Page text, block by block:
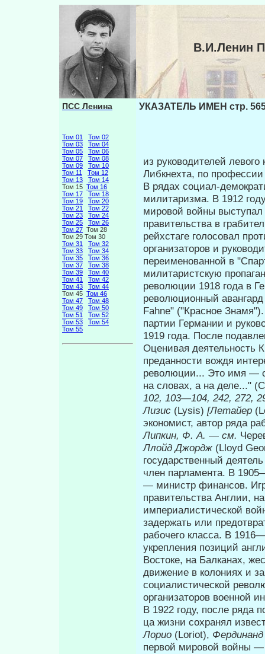
В.И.Ленин
ПСС Ленина
Том 01
Том 02
Том 03
Том 04
Том 05
Том 06
Том 07
Том 08
Том 09
Том 10
Том 11
Том 12
Том 13
Том 14
Том 15 Том 16
Том 17
Том 18
Том 19
Том 20
Том 21
Том 22
Том 23
Том 24
Том 25
Том 26
Том 27 Том 28
Том 29 Том 30
Том 31
Том 32
Том 33
Том 34
Том 35
Том 36
Том 37
Том 38
Том 39
Том 40
Том 41
Том 42
Том 43
Том 44
Том 45 Том 46
Том 47
Том 48
Том 49
Том 50
Том 51
Том 52
Том 53
Том 54
Том 55
УКАЗАТЕЛЬ ИМЕН стр.
из руководителей
Либкнехта, по профессии
В рядах социал-
милитаризма. В 1912
мировой войны выступал
правительства в
рейхстаге голосовал
организаторов и
переименованной в
милитаристскую
революции 1918 года в
революционный
Fahne" ("Красное
партии Германии и
1919 года. После
Оценивая деятельность
преданности вождя
революции... Это имя —
на словах, а на деле..."
102, 103—104, 242, 272,
Лизис (Lysis) [Летайер
экономист, автор ряда
Липкин, Ф. А. — см.
Ллойд Джордж (Lloyd
государственный
член парламента. В
— министр финансов.
правительства Англии,
империалистической
задержать или
рабочего класса. В
укрепления позиций
Востоке, на Балканах,
движение в колониях и
социалистической
организаторов военной
В 1922 году, после ряда
ца жизни сохранял
Лорио (Loriot),
первой мировой войны —